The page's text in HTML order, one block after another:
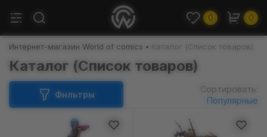
0 0
Интернет-магазин World of comics Каталог (Список товаров)
Каталог (Список товаров)
Фильтры
Сортировать:
Популярные